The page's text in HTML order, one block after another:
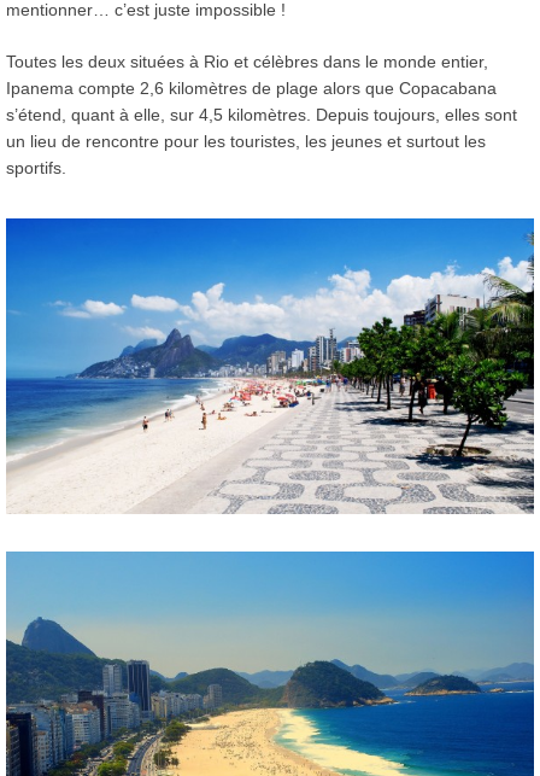
mentionner… c’est juste impossible !
Toutes les deux situées à Rio et célèbres dans le monde entier,
Ipanema compte 2,6 kilomètres de plage alors que Copacabana
s’étend, quant à elle, sur 4,5 kilomètres. Depuis toujours, elles sont
un lieu de rencontre pour les touristes, les jeunes et surtout les
sportifs.